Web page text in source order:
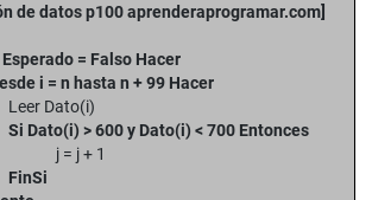
de datos p100 aprenderaprogramar.com]
= Falso Hacer
i = n hasta n + 99 Hacer
Leer Dato(i)
Si Dato(i) > 600 y Dato(i) < 700 Entonces
j = j + 1
FinSi